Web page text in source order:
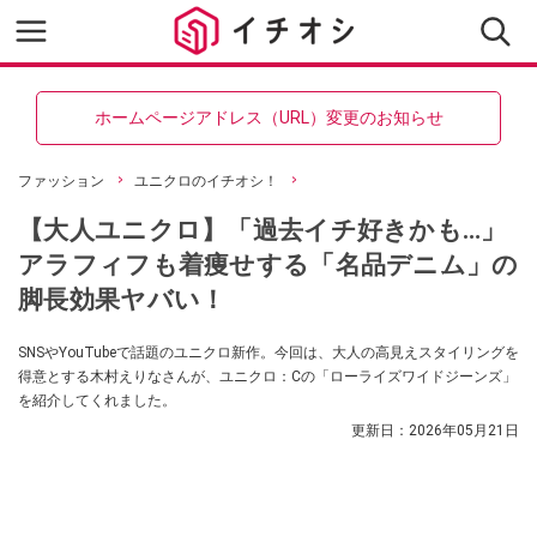
ホームページアドレス（URL）変更のお知らせ
ファッション ユニクロのイチオシ！
【大人ユニクロ】「過去イチ好きかも…」
アラフィフも着痩せする「名品デニム」の
脚長効果ヤバい！
SNSやYouTubeで話題のユニクロ新作。今回は、大人の高見えスタイリングを
得意とする木村えりなさんが、ユニクロ：Cの「ローライズワイドジーンズ」
を紹介してくれました。
更新日： 2026年05月21日